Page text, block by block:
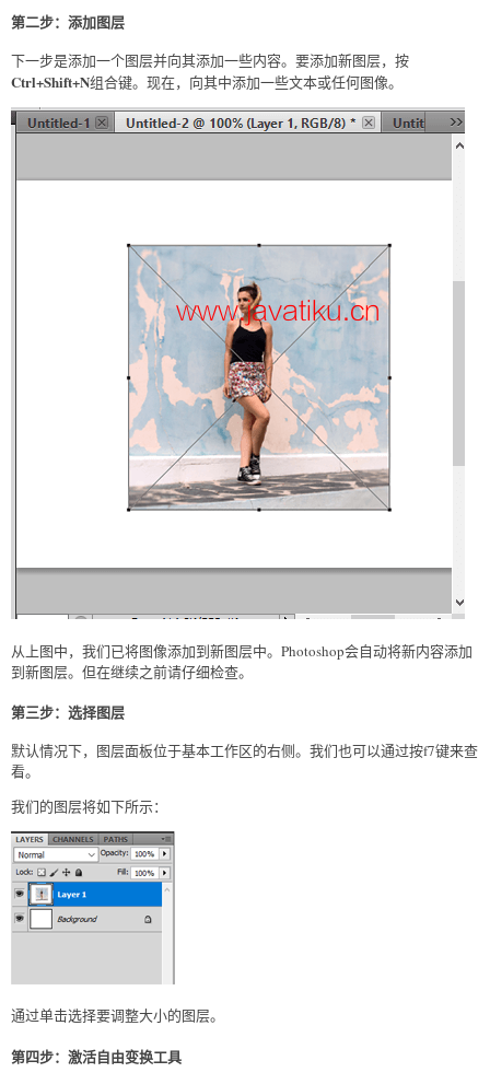
第二步：添加图层
下一步是添加一个图层并向其添加一些内容。要添加新图层，按
Ctrl+Shift+N组合键。现在，向其中添加一些文本或任何图像。
从上图中，我们已将图像添加到新图层中。Photoshop会自动将新内容添加
到新图层。但在继续之前请仔细检查。
第三步：选择图层
默认情况下，图层面板位于基本工作区的右侧。我们也可以通过按f7键来查
看。
我们的图层将如下所示：
通过单击选择要调整大小的图层。
第四步：激活自由变换工具